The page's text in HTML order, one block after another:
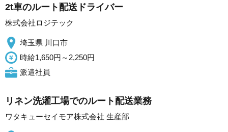
2t車のルート配送ドライバー
株式会社ロジテック
埼玉県 川口市
時給1,650円～2,250円
派遣社員
リネン洗濯工場でのルート配送業務
ワタキューセイモア株式会社 生産部